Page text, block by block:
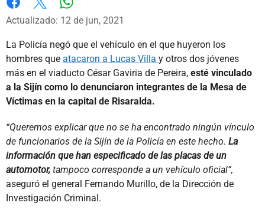
Facebook
X
Actualizado: 12 de jun, 2021
La Policía negó que el vehículo en el que huyeron los
hombres que atacaron a Lucas Villa y otros dos jóvenes
más en el viaducto César Gaviria de Pereira, esté vinculado
a la Sijín como lo denunciaron integrantes de la Mesa de
Víctimas en la capital de Risaralda.
“Queremos explicar que no se ha encontrado ningún vínculo
de funcionarios de la Sijín de la Policía en este hecho. La
información que han especificado de las placas de un
automotor, tampoco corresponde a un vehículo oficial”,
aseguró el general Fernando Murillo, de la Dirección de
Investigación Criminal.